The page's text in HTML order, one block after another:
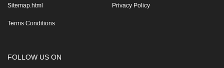
Sitemap.html Privacy Policy
Terms Conditions
FOLLOW US ON